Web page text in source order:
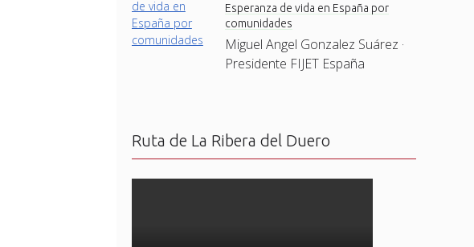
Esperanza de vida en España por
comunidades
Miguel Angel Gonzalez Suárez ·
Presidente FIJET España
Ruta de La Ribera del Duero